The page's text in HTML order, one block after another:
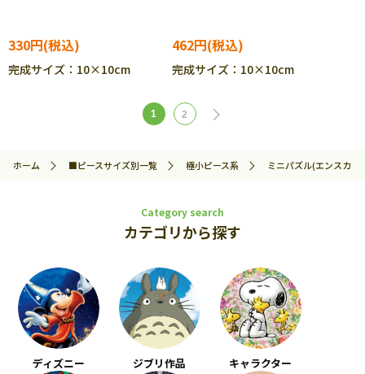
330円
完成サイズ：10×10cm
462円
完成サイズ：10×10cm
1 2
ホーム ■ピースサイズ別一覧 極小ピース系 ミニパズル(エンスカイ)
Category search
カテゴリから探す
ディズニー ジブリ作品 キャラクター